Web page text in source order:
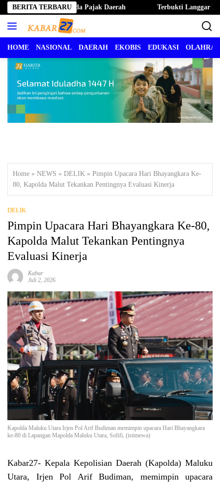
Langsung
ke
konten
BERITA TERBARU
Hapus Denda Pajak Daerah Terbukti Langgar Kode
HOME NASIONAL DAERAH EKOBIS EDUKASI
Home » NEWS » DELIK » Pimpin Upacara Hari Bhayangkara Ke-
80, Kapolda Malut Tekankan Pentingnya Evaluasi Kinerja
DELIK
Pimpin Upacara Hari Bhayangkara Ke-80,
Kapolda Malut Tekankan Pentingnya
Evaluasi Kinerja
Kabar
Juli 2, 2026
Kapolda Maluku Utara Irjen Pol Arif Budiman memimpin upacara Hari Bhayangkara
ke-80 di Lapangan Mapolda Maluku Utara, Sofifi, (istimewa)
Kabar27- Kepala Kepolisian Daerah (Kapolda) Maluku
Utara, Irjen Pol Arif Budiman, memimpin upacara